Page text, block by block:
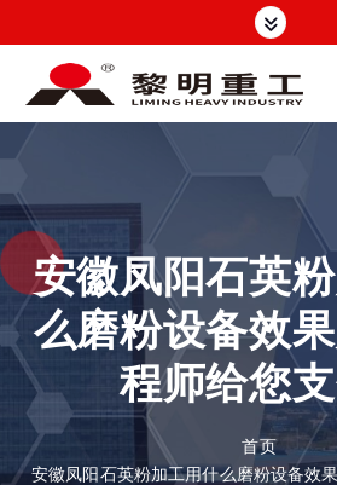
转
容 大修渣磨粉机，矿渣立磨
安徽凤阳石英
么磨粉设备效
程师给您
首页
安徽凤阳石英粉加工用什么磨粉设备效